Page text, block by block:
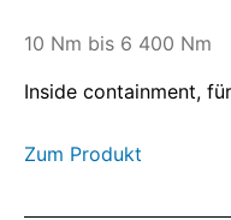
10 Nm bis 6 400 Nm
Inside containment,
Zum Produkt